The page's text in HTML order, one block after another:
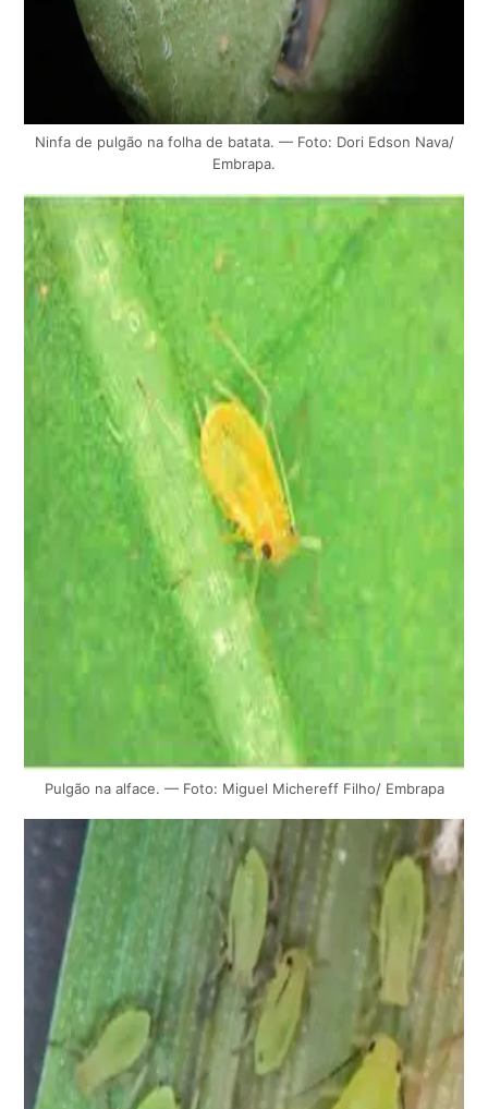
Ninfa de pulgão na folha de batata. — Foto: Dori Edson Nava/
Embrapa.
Pulgão na alface. — Foto: Miguel Michereff Filho/ Embrapa